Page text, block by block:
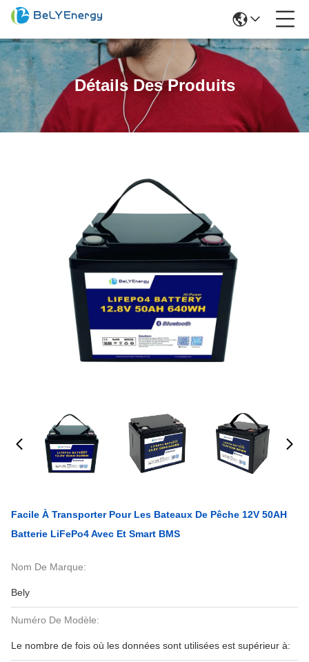
Détails Des Produits
Facile À Transporter Pour Les Bateaux De Pêche 12V 50AH
Batterie LiFePo4 Avec Et Smart BMS
Nom De Marque:
Bely
Numéro De Modèle:
Le nombre de fois où les données sont utilisées est supérieur à: